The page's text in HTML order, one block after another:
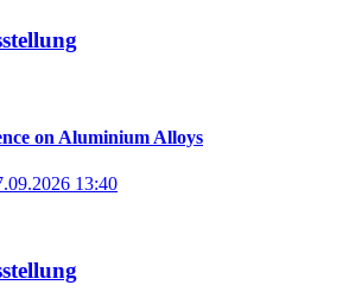
on Aluminium Alloys
13:40